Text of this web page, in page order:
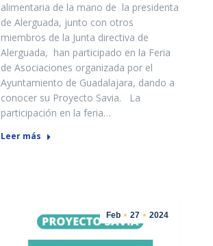
alimentaria de la mano de la presidenta
de Alerguada, junto con otros
miembros de la Junta directiva de
Alerguada, han participado en la Feria
de Asociaciones organizada por el
Ayuntamiento de Guadalajara, dando a
conocer su Proyecto Savia. La
participación en la feria…
Leer más
Feb 27 2024